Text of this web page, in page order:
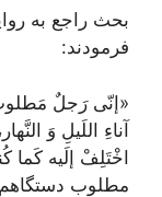
بحث راجع به
فرمودند:
«إنّی رَجلٌ
آناءِ اللَیلِ وَ
اخْتَلِفْ إلَیه کَما
مطلوب